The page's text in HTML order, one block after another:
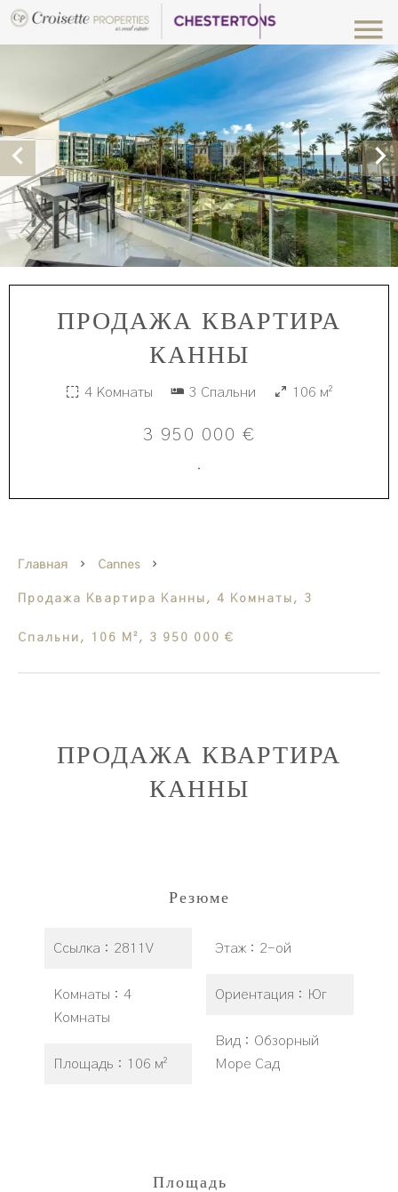
ПРОДАЖА КВАРТИРА
КАННЫ
4 Комнаты 3 Спальни 106 м²
3 950 000 €
·
Главная Cannes
Продажа Квартира Канны, 4 Комнаты, 3
Спальни, 106 М², 3 950 000 €
ПРОДАЖА КВАРТИРА
КАННЫ
Резюме
Ссылка 2811V
Комнаты
4
Комнаты
Площадь 106 м²
Этаж 2-ой
Ориентация Юг
Вид
Обзорный
Море Сад
Площадь